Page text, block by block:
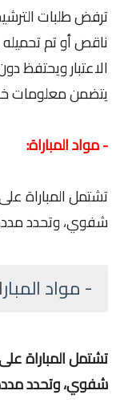
ترفض طلبات
ناقص أو تم
الاعتبار ويحتفظ
يتضمن معلومات
- مواد المباراة:
تشتمل المباراة على
شفوي، وتحدد
- مواد
تشتمل المباراة على
شفوي، وتحدد